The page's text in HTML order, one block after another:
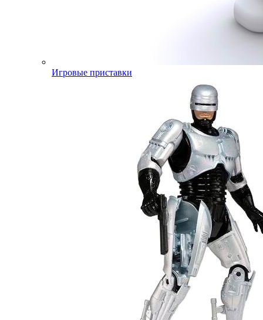
Игровые приставки